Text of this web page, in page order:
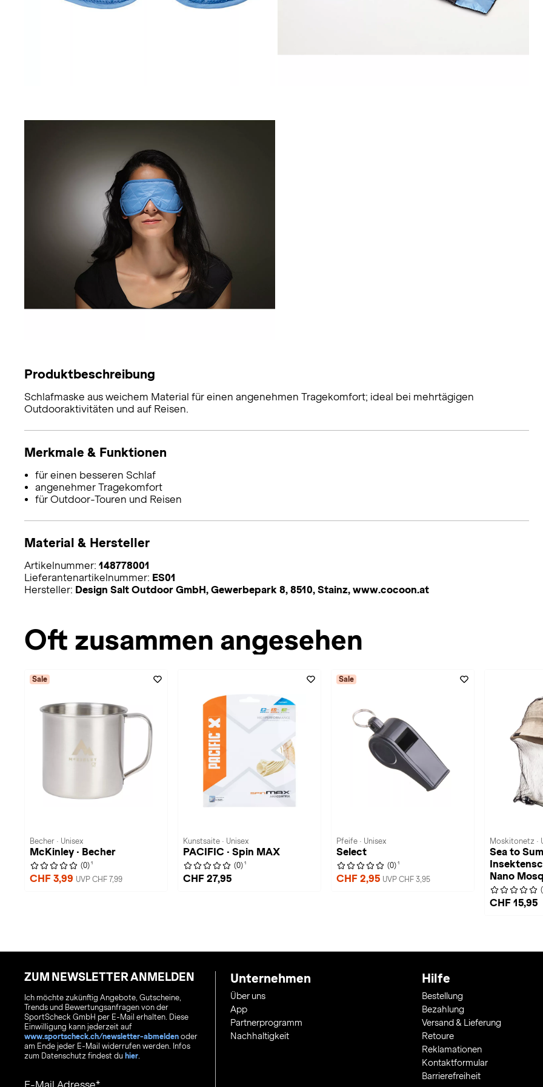
Produktbeschreibung
Schlafmaske aus weichem Material für einen angenehmen Tragekomfort; ideal bei mehrtägigen
Outdooraktivitäten und auf Reisen.
Merkmale & Funktionen
für einen besseren Schlaf
angenehmer Tragekomfort
für Outdoor-Touren und Reisen
Material & Hersteller
Artikelnummer: 148778001
Lieferantenartikelnummer: ES01
Hersteller: Design Salt Outdoor GmbH, Gewerbepark 8, 8510, Stainz, www.cocoon.at
Oft zusammen angesehen
Sale
Becher · Unisex
McKinley · Becher
(0) 1
CHF 3,99 UVP CHF 7,99
Kunstsaite · Unisex
PACIFIC · Spin MAX
(0) 1
CHF 27,95
Sale
Pfeife · Unisex
Select
(0) 1
CHF 2,95 UVP CHF 3,95
Moskitonetz ·
Sea to
Nano
CHF 15,95
ZUM NEWSLETTER ANMELDEN
Ich möchte zukünftig Angebote, Gutscheine,
Trends und Bewertungsanfragen von der
SportScheck GmbH per E-Mail erhalten. Diese
Einwilligung kann jederzeit auf
www.sportscheck.ch/newsletter-abmelden oder
am Ende jeder E-Mail widerrufen werden. Infos
zum Datenschutz findest du hier
E-Mail Adresse
Unternehmen
Über uns
App
Partnerprogramm
Nachhaltigkeit
Hilfe
Bestellung
Bezahlung
Versand & Lieferung
Retoure
Reklamationen
Kontaktformular
Barrierefreiheit